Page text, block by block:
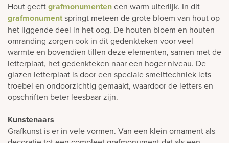
Hout geeftgrafmonumenteneen warm uiterlijk. In dit
grafmonumentspringt meteen de grote bloem van hout op
het liggende deel in het oog. De houten bloem en houten
omranding zorgen ook in dit gedenkteken voor veel
warmte en bovendien tillen deze elementen, samen met de
letterplaat, het gedenkteken naar een hoger niveau. De
glazen letterplaat is door een speciale smelttechniek iets
troebel en ondoorzichtig gemaakt, waardoor de letters en
opschriften beter leesbaar zijn.
Kunstenaars
Grafkunst is er in vele vormen. Van een klein ornament als